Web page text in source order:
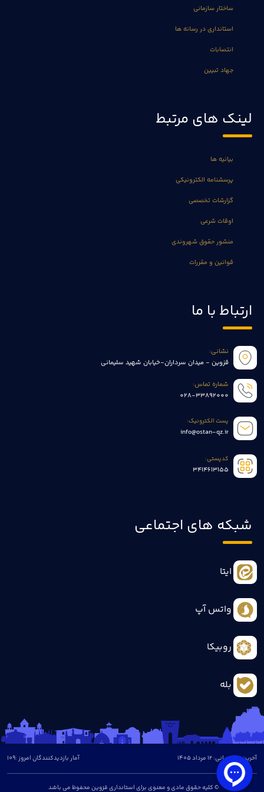
ساختار سازمانی
استانداری در رسانه ها
انتصابات
جهاد تبیین
لینک های مرتبط
بیانیه ها
پرسشنامه الکترونیکی
گزارشات تخصصی
اوقات شرعی
منشور حقوق شهروندی
قوانین و مقررات
ارتباط با ما
نشانی:
قزوین - میدان سرداران-خیابان شهید سلیمانی
شماره تماس:
028-33892000
پست الکترونیک:
info@ostan-qz.ir
کدپستی:
3414613155
شبکه های اجتماعی
ایتا
واتس آپ
روبیکا
بله
آخرین بروزرسانی: 12 مرداد 1405
© کلیه حقوق مادی و معنوی برای استانداری قزوین محفوظ می باشد
آمار بازدیدکنندگان امروز :109